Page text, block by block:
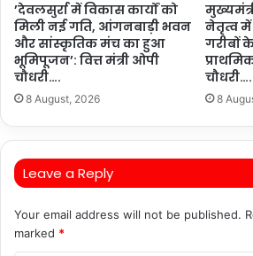
’देवलसुर्रा में विकास कार्यों को
मिली नई गति, आंगनबाड़ी भवन
और सांस्कृतिक मंच का हुआ
भूमिपूजन’: वित्त मंत्री ओपी
चौधरी….
8 August, 2026
नेतृत्व
गरीबों
चौधरी….
8
Leave a Reply
Your email address will not be published.
marked *